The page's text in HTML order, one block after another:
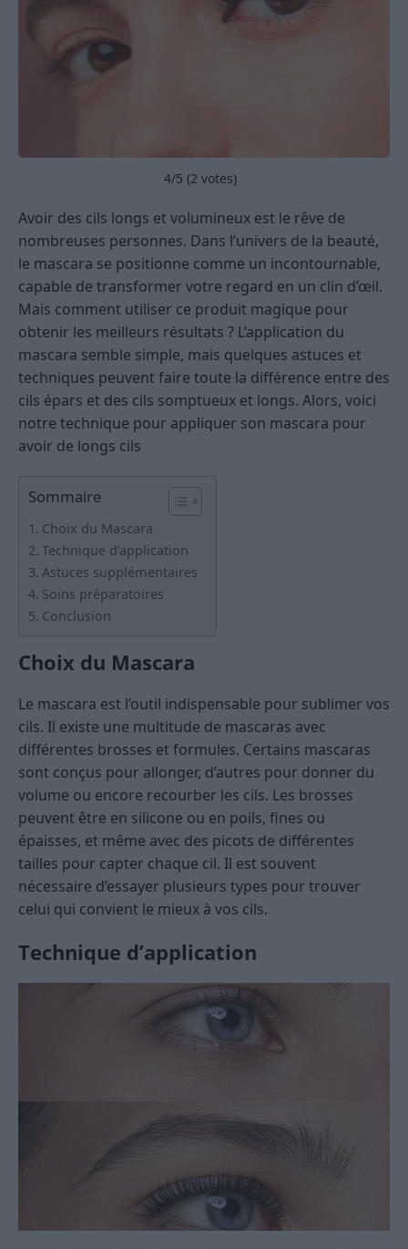
4/5 (2 votes)
Avoir des cils longs et volumineux est le rêve de
nombreuses personnes. Dans l’univers de la beauté,
le mascara se positionne comme un incontournable,
capable de transformer votre regard en un clin d’œil.
Mais comment utiliser ce produit magique pour
obtenir les meilleurs résultats ? L’application du
mascara semble simple, mais quelques astuces et
techniques peuvent faire toute la différence entre des
cils épars et des cils somptueux et longs. Alors, voici
notre technique pour appliquer son mascara pour
avoir de longs cils
Sommaire
Choix du Mascara
Technique d’application
Astuces supplémentaires
Soins préparatoires
Conclusion
Choix du Mascara
Le mascara est l’outil indispensable pour sublimer vos
cils. Il existe une multitude de mascaras avec
différentes brosses et formules. Certains mascaras
sont conçus pour allonger, d’autres pour donner du
volume ou encore recourber les cils. Les brosses
peuvent être en silicone ou en poils, fines ou
épaisses, et même avec des picots de différentes
tailles pour capter chaque cil. Il est souvent
nécessaire d’essayer plusieurs types pour trouver
celui qui convient le mieux à vos cils.
Technique d’application